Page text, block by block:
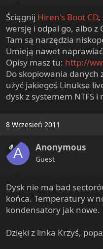
Ściągnij Hiren's Boot CD,
wersję i odpal go, albo z
Tam są narzędzia
Umieją nawet naprawiać
Opisy masz tu: http://
Do skopiowania danych
użyć jakiegoś Linuksa
dysk z systemem NTFS i
8 Wrzesień 2011
OPA Anonymous
Guest
Dysk nie ma bad
końca. Temperatury w
kondensatory jak nowe.
Dzięki z linka Krzyś,